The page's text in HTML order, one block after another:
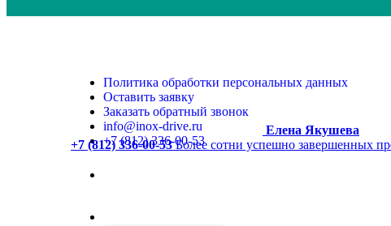
Елена Якушева
+7 (812) 336-00-53Более сотни успешно завершенных
Политика обработки персональных данных
Оставить заявку
Заказать обратный звонок
info@inox-drive.ru
+7 (812) 336-00-53